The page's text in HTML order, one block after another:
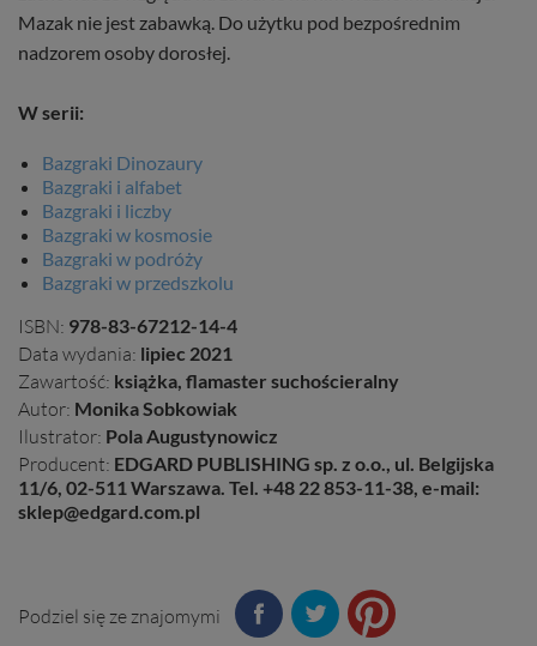
Mazak nie jest zabawką. Do użytku pod bezpośrednim
nadzorem osoby dorosłej.
W serii:
Bazgraki Dinozaury
Bazgraki i alfabet
Bazgraki i liczby
Bazgraki w kosmosie
Bazgraki w podróży
Bazgraki w przedszkolu
ISBN: 978-83-67212-14-4
Data wydania: lipiec 2021
Zawartość: książka, flamaster suchościeralny
Autor: Monika Sobkowiak
Ilustrator: Pola Augustynowicz
Producent: EDGARD PUBLISHING sp. z o.o., ul. Belgijska
11/6, 02-511 Warszawa. Tel. +48 22 853-11-38, e-mail:
sklep@edgard.com.pl
Podziel się ze znajomymi